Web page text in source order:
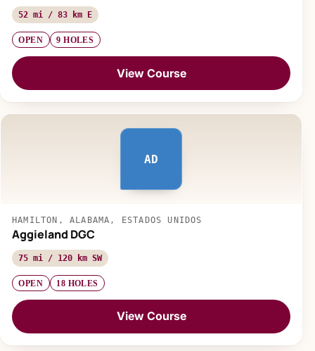
52 mi / 83 km E
OPEN 9 HOLES
View Course
AD
HAMILTON, ALABAMA, ESTADOS UNIDOS
Aggieland DGC
75 mi / 120 km SW
OPEN 18 HOLES
View Course